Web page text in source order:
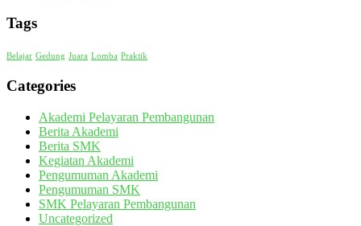
Tags
Belajar Gedung Juara Lomba Praktik
Categories
Akademi Pelayaran Pembangunan
Berita Akademi
Berita SMK
Kegiatan Akademi
Pengumuman Akademi
Pengumuman SMK
SMK Pelayaran Pembangunan
Uncategorized